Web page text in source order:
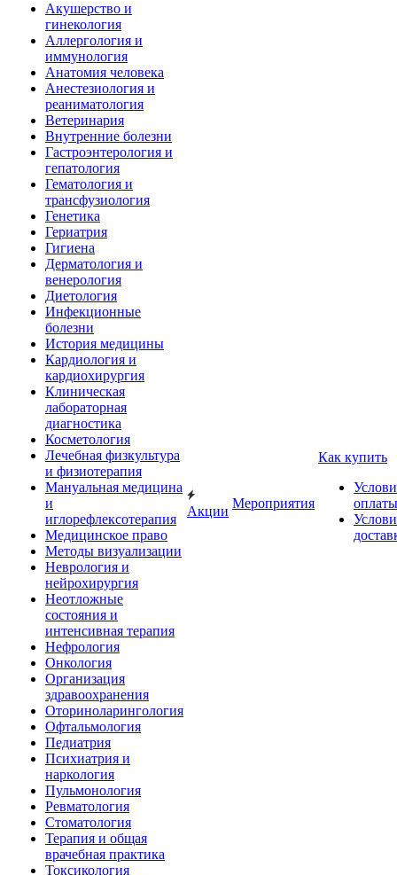
Акушерство и
гинекология
Аллергология и
иммунология
Анатомия человека
Анестезиология и
реаниматология
Ветеринария
Внутренние болезни
Гастроэнтерология и
гепатология
Гематология и
трансфузиология
Генетика
Гериатрия
Гигиена
Дерматология и
венерология
Диетология
Инфекционные
болезни
История медицины
Кардиология и
кардиохирургия
Клиническая
лабораторная
диагностика
Косметология
Лечебная физкультура
и физиотерапия
Мануальная медицина
и
иглорефлексотерапия
Медицинское право
Методы визуализации
Неврология и
нейрохирургия
Неотложные
состояния и
интенсивная терапия
Нефрология
Онкология
Организация
здравоохранения
Оториноларингология
Офтальмология
Педиатрия
Психиатрия и
наркология
Пульмонология
Ревматология
Стоматология
Терапия и общая
врачебная практика
Токсикология
Акции
Мероприятия
Как купить
оплаты